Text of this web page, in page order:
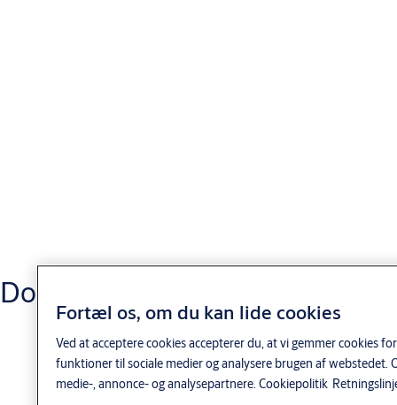
3300
U-værdi (EN 12428) 6 W/m2K
Vandgennemtrængelighed, EN 12425 klasse 3
Luftgennemtrængelighed (EN 12426) klasse 2:
1. 1) Andre størrelser kan fås på forespørgsel
Download
Fortæl os, om du kan lide cookies
Ved at acceptere cookies accepterer du, at vi gemmer cookies
funktioner til sociale medier og analysere brugen af webstedet.
medie-, annonce- og analysepartnere. Cookiepolitik